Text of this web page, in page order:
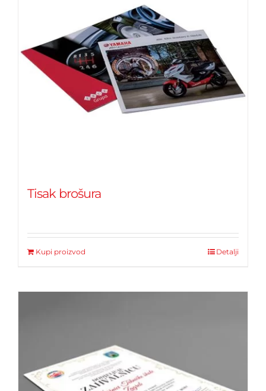
Tisak brošura
Kupi proizvod Detalji